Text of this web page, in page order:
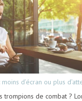
d’écran ou plus
trompions de combat ?